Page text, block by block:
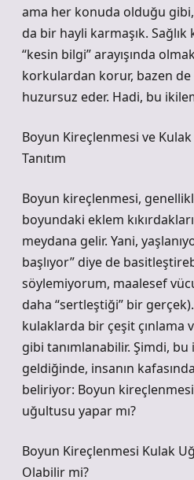
ama her konuda olduğu
da bir hayli karmaşık.
“kesin bilgi” arayışında
korkulardan korur, bazen
huzursuz eder. Hadi, bu
Boyun Kireçlenmesi ve
Tanıtım
Boyun kireçlenmesi,
boyundaki eklem
meydana gelir. Yani,
başlıyor” diye de
söylemiyorum, maalesef
daha “sertleştiği” bir
kulaklarda bir çeşit çınlama
gibi tanımlanabilir. Şimdi, bu
geldiğinde, insanın
beliriyor: Boyun
uğultusu yapar mı?
Boyun Kireçlenmesi Kulak
Olabilir mi?